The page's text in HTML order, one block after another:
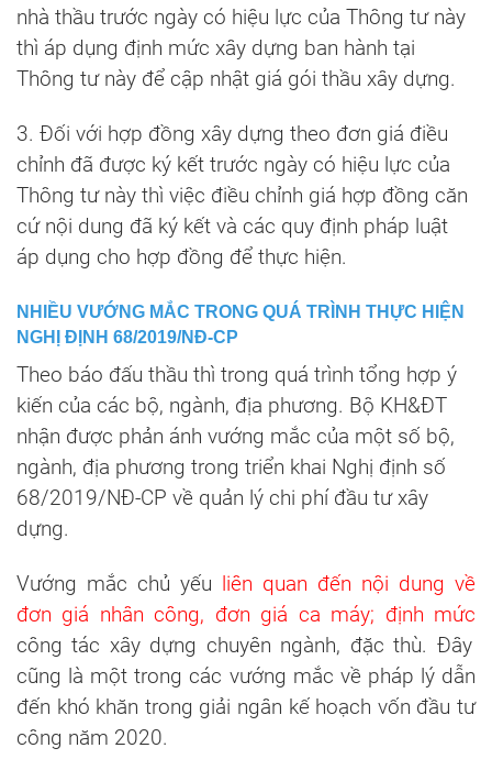
nhà thầu trước ngày có hiệu lực của Thông tư này
thì áp dụng định mức xây dựng ban hành tại
Thông tư này để cập nhật giá gói thầu xây dựng.
3. Đối với hợp đồng xây dựng theo đơn giá điều
chỉnh đã được ký kết trước ngày có hiệu lực của
Thông tư này thì việc điều chỉnh giá hợp đồng căn
cứ nội dung đã ký kết và các quy định pháp luật
áp dụng cho hợp đồng để thực hiện.
NHIỀU VƯỚNG MẮC TRONG QUÁ TRÌNH THỰC HIỆN
NGHỊ ĐỊNH 68/2019/NĐ-CP
Theo báo đấu thầu thì trong quá trình tổng hợp ý
kiến của các bộ, ngành, địa phương. Bộ KH&ĐT
nhận được phản ánh vướng mắc của một số bộ,
ngành, địa phương trong triển khai Nghị định số
68/2019/NĐ-CP về quản lý chi phí đầu tư xây
dựng.
Vướng mắc chủ yếu
liên quan đến nội dung về
đơn giá nhân công, đơn giá ca máy; định mức
công tác xây dựng chuyên ngành, đặc thù. Đây
cũng là một trong các vướng mắc về pháp lý dẫn
đến khó khăn trong giải ngân kế hoạch vốn đầu tư
công năm 2020.